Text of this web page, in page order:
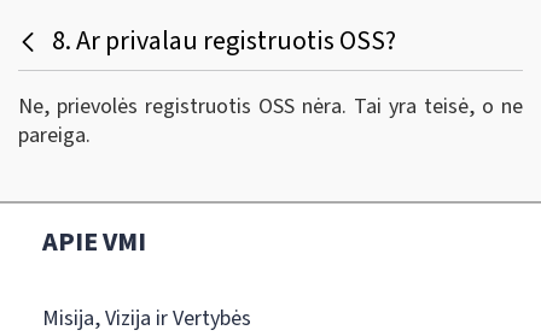
8. Ar privalau registruotis OSS?
Ne, prievolės registruotis OSS nėra. Tai yra teisė, o ne
pareiga.
APIE VMI
Misija, Vizija ir Vertybės